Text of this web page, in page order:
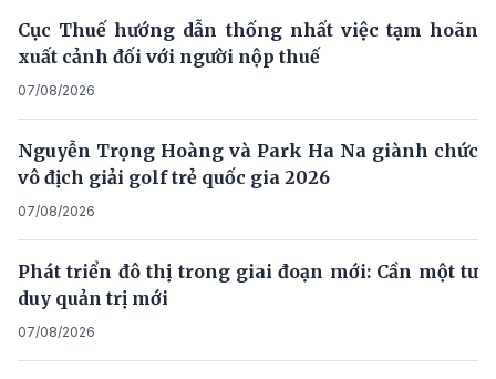
Cục Thuế hướng dẫn thống nhất việc tạm hoãn
xuất cảnh đối với người nộp thuế
07/08/2026
Nguyễn Trọng Hoàng và Park Ha Na giành chức
vô địch giải golf trẻ quốc gia 2026
07/08/2026
Phát triển đô thị trong giai đoạn mới: Cần một tư
duy quản trị mới
07/08/2026